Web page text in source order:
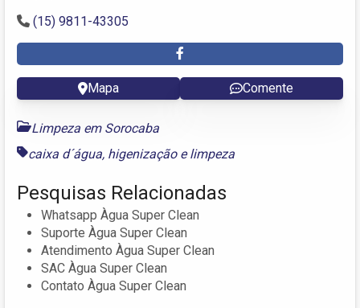
(15) 9811-43305
Mapa Comente
Limpeza em Sorocaba
caixa d´água, higenizaçãoelimpeza
Pesquisas Relacionadas
Whatsapp Àgua Super Clean
Suporte Àgua Super Clean
Atendimento Àgua Super Clean
SAC Àgua Super Clean
Contato Àgua Super Clean